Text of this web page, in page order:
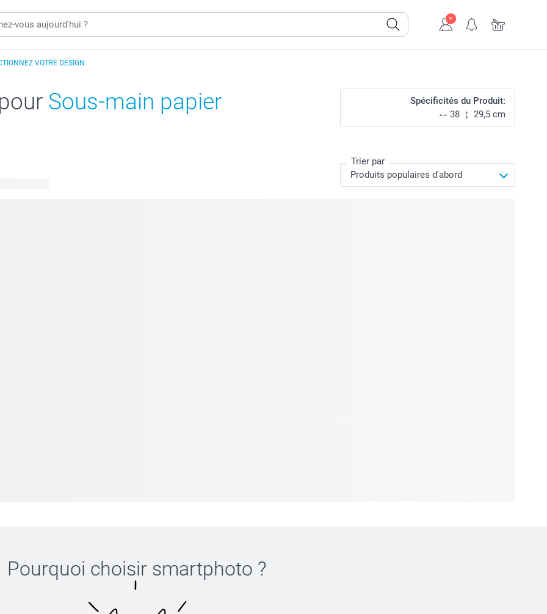
VOTRE DESIGN
Sous-main papier
Spécificités du Produit:
38
29,5 cm
Trier par
Pourquoi choisir smartphoto ?